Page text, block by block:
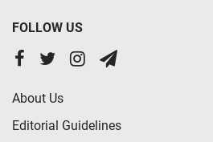
FOLLOW US
About Us
Editorial Guidelines